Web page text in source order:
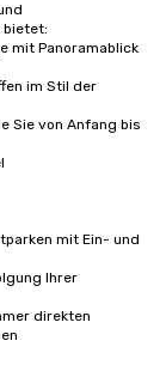
bietet:
mit Panoramablick
im Stil der
Sie von Anfang bis
mit Ein- und
Ihrer
direkten